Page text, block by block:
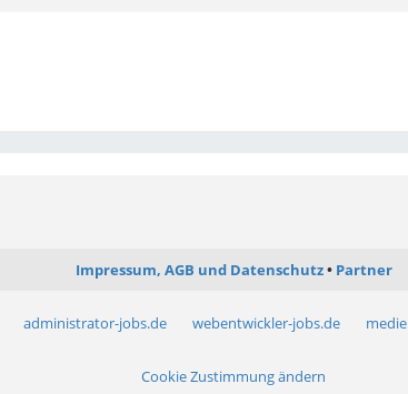
Impressum, AGB und Datenschutz Partner
administrator-jobs.de webentwickler-jobs.de
Cookie Zustimmung ändern